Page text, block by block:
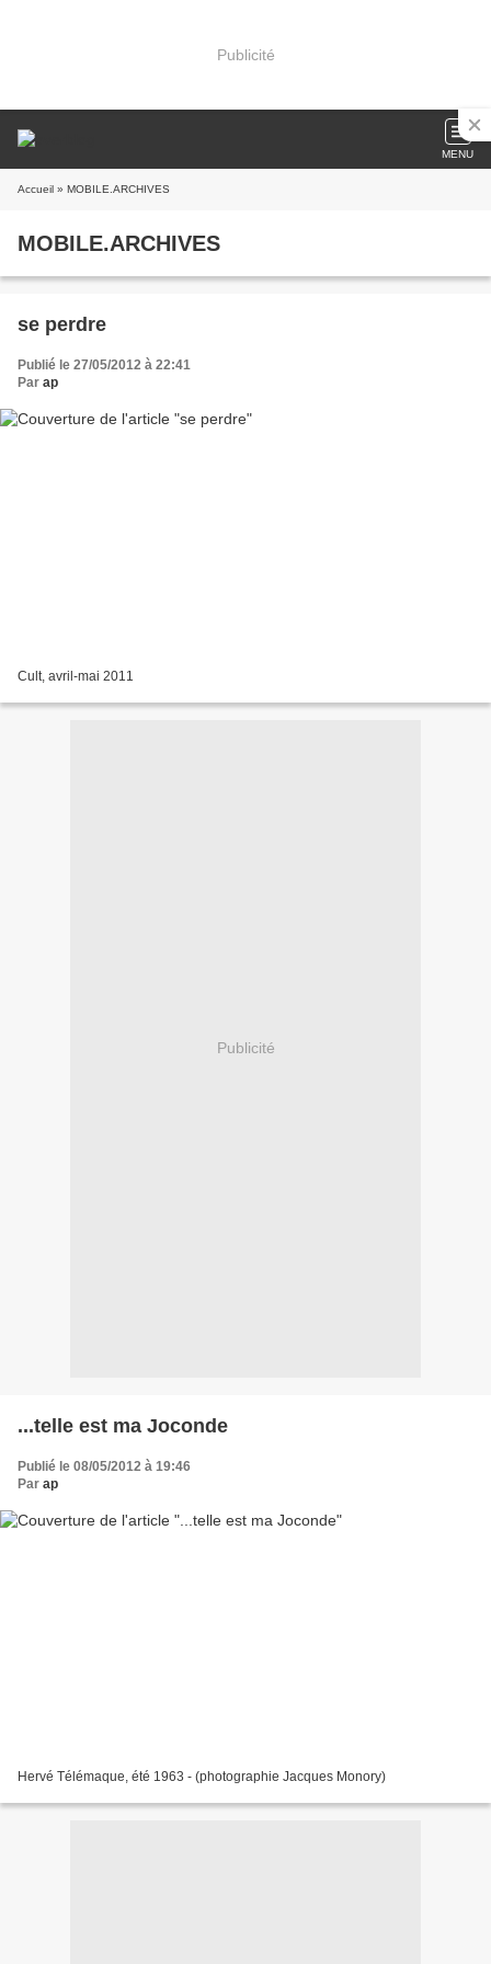
Publicité
MENU
Accueil » MOBILE.ARCHIVES
MOBILE.ARCHIVES
se perdre
Publié le 27/05/2012 à 22:41
Par ap
Cult, avril-mai 2011
Publicité
...telle est ma Joconde
Publié le 08/05/2012 à 19:46
Par ap
Hervé Télémaque, été 1963 - (photographie Jacques Monory)